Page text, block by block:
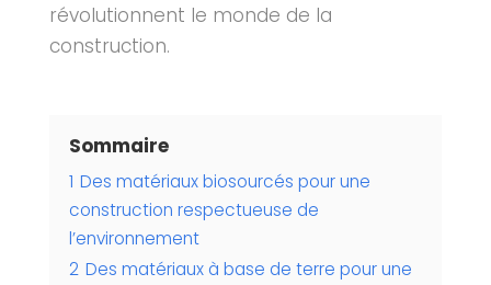
révolutionnent le monde de la
construction.
Sommaire
1 Des matériaux biosourcés pour une
construction respectueuse de
l’environnement
2 Des matériaux à base de terre pour une